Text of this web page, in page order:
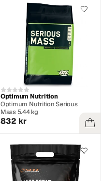
Optimum Nutrition
Optimum Nutrition Serious
Mass 5.44 kg
832 kr